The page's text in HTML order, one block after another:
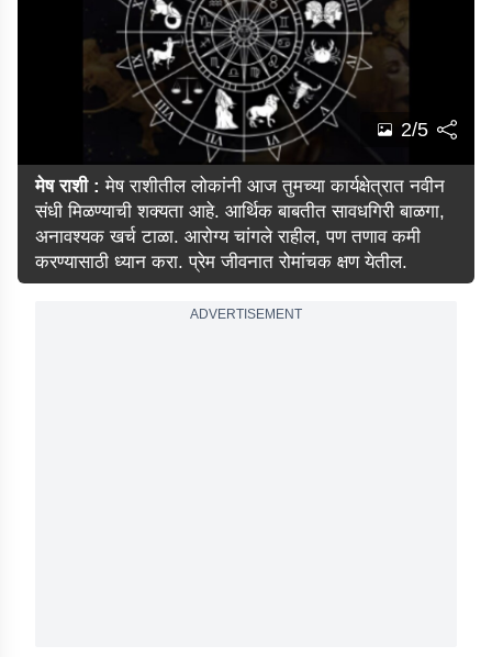
2/5
मेष राशी : मेष राशीतील लोकांनी आज तुमच्या कार्यक्षेत्रात नवीन
संधी मिळण्याची शक्यता आहे. आर्थिक बाबतीत सावधगिरी बाळगा,
अनावश्यक खर्च टाळा. आरोग्य चांगले राहील, पण तणाव कमी
करण्यासाठी ध्यान करा. प्रेम जीवनात रोमांचक क्षण येतील.
ADVERTISEMENT